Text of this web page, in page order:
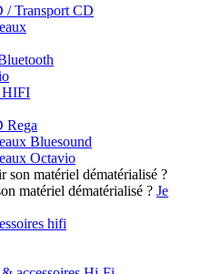
/ Transport CD
HIFI
Rega
Bluesound
Octavio
matériel dématérialisé ? Je
hifi